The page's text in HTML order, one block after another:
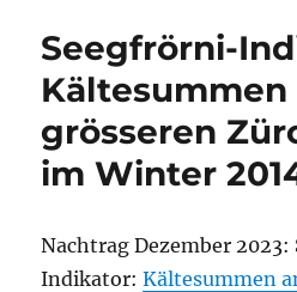
Seegfrörni-
Kältesummen
grösseren
im Winter
Nachtrag Dezember
Indikator:Kältesummen